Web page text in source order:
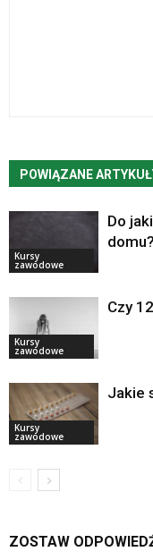
POWIĄZANE
Kursy
zawodowe
Do
domu?
Kursy
zawodowe
Czy
Kursy
zawodowe
Jakie
ZOSTAW